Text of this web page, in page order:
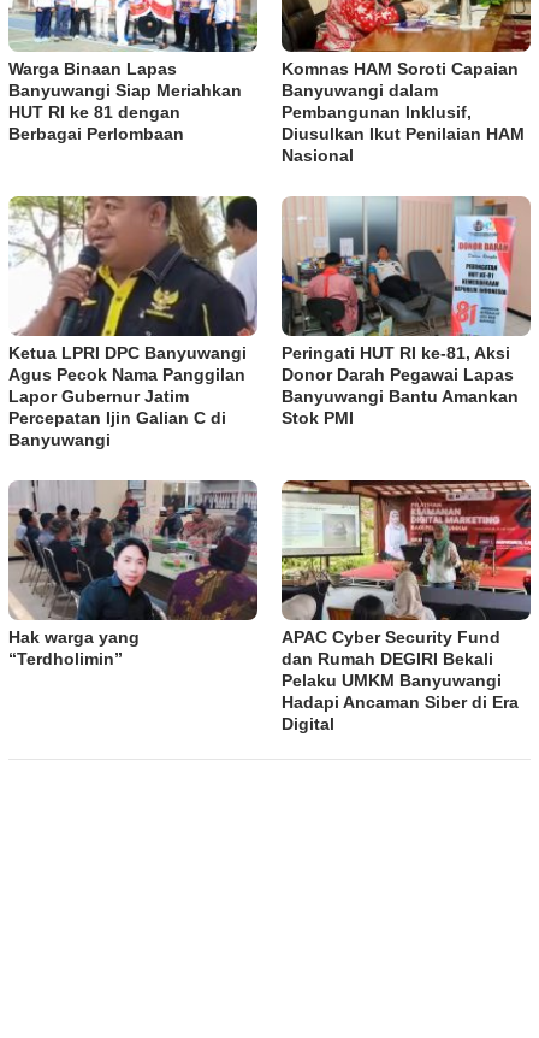
Warga Binaan Lapas
Banyuwangi Siap Meriahkan
HUT RI ke 81 dengan
Berbagai Perlombaan
Komnas HAM Soroti Capaian
Banyuwangi dalam
Pembangunan Inklusif,
Diusulkan Ikut Penilaian HAM
Nasional
Ketua LPRI DPC Banyuwangi
Agus Pecok Nama Panggilan
Lapor Gubernur Jatim
Percepatan Ijin Galian C di
Banyuwangi
Peringati HUT RI ke-81, Aksi
Donor Darah Pegawai Lapas
Banyuwangi Bantu Amankan
Stok PMI
Hak warga yang
“Terdholimin”
APAC Cyber Security Fund
dan Rumah DEGIRI Bekali
Pelaku UMKM Banyuwangi
Hadapi Ancaman Siber di Era
Digital